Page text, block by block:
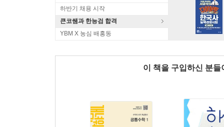
하반기 채용 시작
큰코쌤과 한능검 합격
YBM X 농심 배홍동
이 책을 구입하신 분